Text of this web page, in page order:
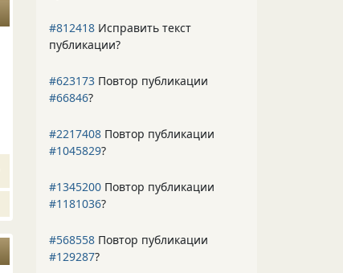
#812418 Исправить текст
публикации?
#623173 Повтор публикации
#66846?
#2217408 Повтор публикации
#1045829?
#1345200 Повтор публикации
#1181036?
#568558 Повтор публикации
#129287?